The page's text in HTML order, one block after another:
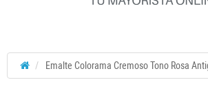
Emalte Colorama Cremoso Tono Rosa